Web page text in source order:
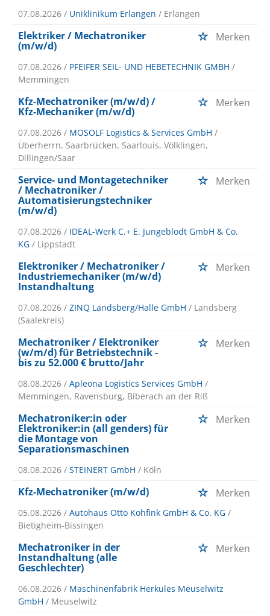
07.08.2026 / Uniklinikum Erlangen / Erlangen
Elektriker / Mechatroniker
(m/w/d)
Merken
07.08.2026 / PFEIFER SEIL- UND HEBETECHNIK GMBH /
Memmingen
Kfz-Mechatroniker (m/w/d) /
Kfz-Mechaniker (m/w/d)
Merken
07.08.2026 / MOSOLF Logistics & Services GmbH /
Überherrn, Saarbrücken, Saarlouis, Völklingen,
Dillingen/Saar
Service- und Montagetechniker
/ Mechatroniker /
Automatisierungstechniker
(m/w/d)
Merken
07.08.2026 / IDEAL-Werk C.+ E. Jungeblodt GmbH & Co.
KG / Lippstadt
Elektroniker / Mechatroniker /
Industriemechaniker (m/w/d)
Instandhaltung
Merken
07.08.2026 / ZINQ Landsberg/Halle GmbH / Landsberg
(Saalekreis)
Mechatroniker / Elektroniker
(w/m/d) für Betriebstechnik -
bis zu 52.000 € brutto/Jahr
Merken
08.08.2026 / Apleona Logistics Services GmbH /
Memmingen, Ravensburg, Biberach an der Riß
Mechatroniker:in oder
Elektroniker:in (all genders) für
die Montage von
Separationsmaschinen
Merken
08.08.2026 / STEINERT GmbH / Köln
Kfz-Mechatroniker (m/w/d) Merken
05.08.2026 / Autohaus Otto Kohfink GmbH & Co. KG /
Bietigheim-Bissingen
Mechatroniker in der
Instandhaltung (alle
Geschlechter)
Merken
06.08.2026 / Maschinenfabrik Herkules Meuselwitz
GmbH / Meuselwitz